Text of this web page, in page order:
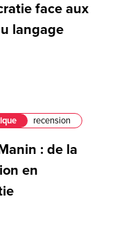
face aux
langage
recension
: de la
en